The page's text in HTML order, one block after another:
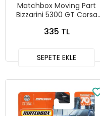
Matchbox Moving Part
Bizzarini 5300 GT Corsa
335 TL
SEPETE EKLE